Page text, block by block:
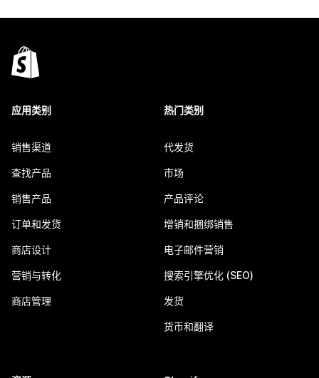
应用类别
销售渠道
查找产品
销售产品
订单和发货
商店设计
营销与转化
商店管理
热门类别
代发货
市场
产品评论
增销和捆绑销售
电子邮件营销
搜索引擎优化 (SEO)
发货
货币和翻译